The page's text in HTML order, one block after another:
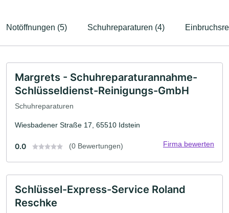
Notöffnungen (5) Schuhreparaturen (4)
Margrets - Schuhreparaturannahme-
Schlüsseldienst-Reinigungs-GmbH
Schuhreparaturen
Wiesbadener Straße 17, 65510 Idstein
0.0 (0 Bewertungen) Firma bewerten
Schlüssel-Express-Service Roland
Reschke